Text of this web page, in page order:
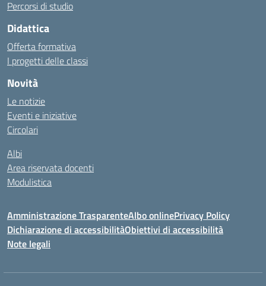
Percorsi di studio
Didattica
Offerta formativa
I progetti delle classi
Novità
Le notizie
Eventi e iniziative
Circolari
Albi
Area riservata docenti
Modulistica
Amministrazione TrasparenteAlbo onlinePrivacy Policy
Dichiarazione di accessibilitàObiettivi di accessibilità
Note legali